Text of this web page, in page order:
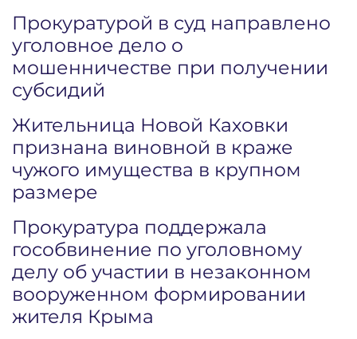
Прокуратурой в суд направлено
уголовное дело о
мошенничестве при получении
субсидий
Жительница Новой Каховки
признана виновной в краже
чужого имущества в крупном
размере
Прокуратура поддержала
гособвинение по уголовному
делу об участии в незаконном
вооруженном формировании
жителя Крыма